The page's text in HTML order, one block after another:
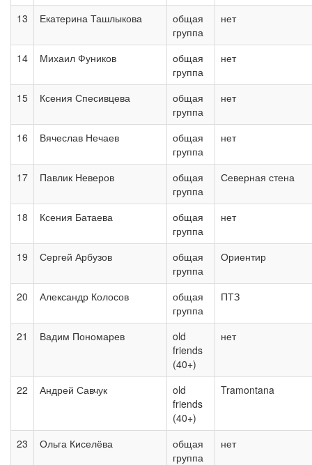
13 Екатерина Ташлыкова
общая
группа
нет
14 Михаил Фуников
общая
группа
нет
15 Ксения Спесивцева
общая
группа
нет
16 Вячеслав Нечаев
общая
группа
нет
17 Павлик Неверов
общая
группа
Северная стена
18 Ксения Батаева
общая
группа
нет
19 Сергей Арбузов
общая
группа
Ориентир
20 Александр Колосов
общая
группа
ПТЗ
21 Вадим Пономарев
old
friends
(40+)
нет
22 Андрей Савчук
old
friends
(40+)
Tramontana
23 Ольга Киселёва
общая
группа
нет